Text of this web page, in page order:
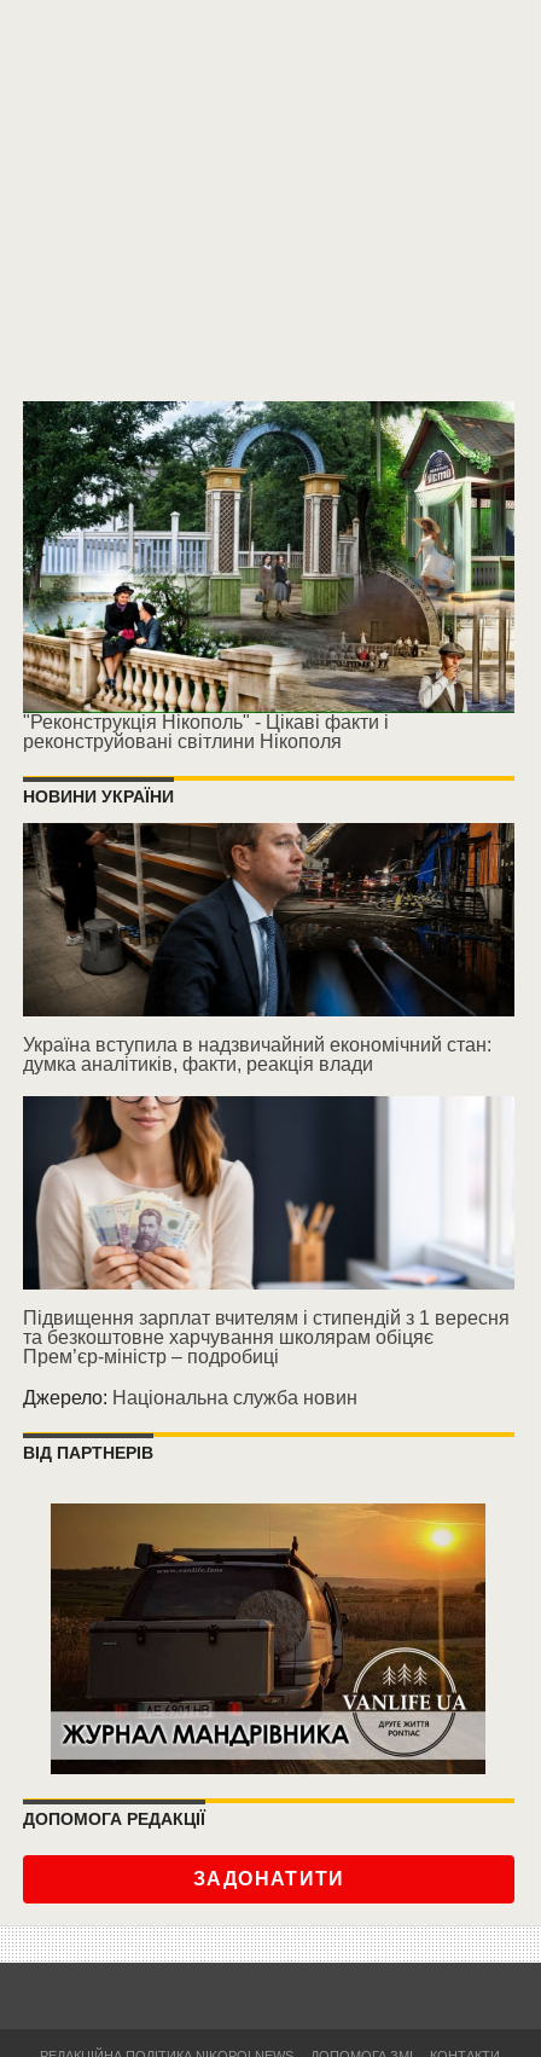
"Реконструкція Нікополь" - Цікаві факти і
реконструйовані світлини Нікополя
НОВИНИ УКРАЇНИ
Україна вступила в надзвичайний економічний стан:
думка аналітиків, факти, реакція влади
Підвищення зарплат вчителям і стипендій з 1 вересня
та безкоштовне харчування школярам обіцяє
Прем’єр-міністр – подробиці
Джерело: Національна служба новин
ВІД ПАРТНЕРІВ
ДОПОМОГА РЕДАКЦІЇ
ЗАДОНАТИТИ